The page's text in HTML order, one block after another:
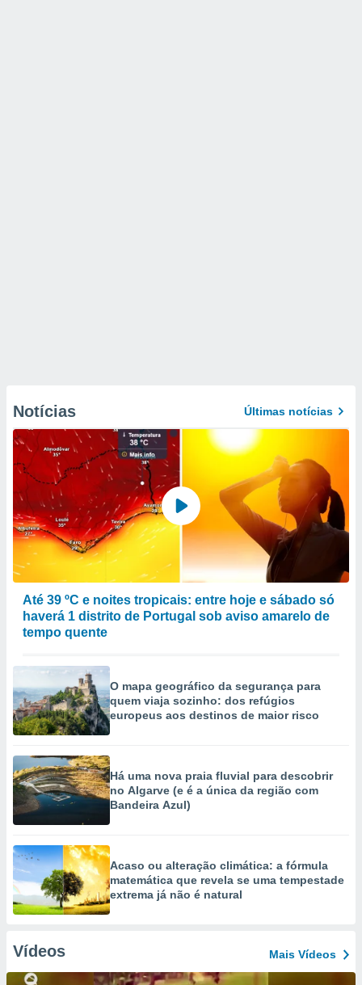
Notícias Últimas notícias
Até 39 ºC e noites tropicais: entre hoje e sábado só
haverá 1 distrito de Portugal sob aviso amarelo de
tempo quente
O mapa geográfico da segurança para
quem viaja sozinho: dos refúgios
europeus aos destinos de maior risco
Há uma nova praia fluvial para descobrir
no Algarve (e é a única da região com
Bandeira Azul)
Acaso ou alteração climática: a fórmula
matemática que revela se uma tempestade
extrema já não é natural
Vídeos Mais Vídeos